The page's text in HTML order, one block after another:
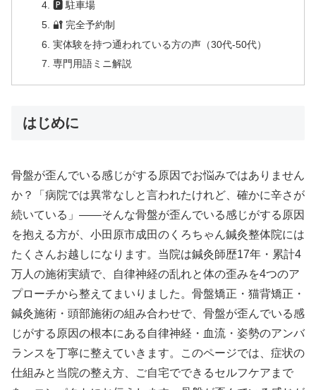
🅿 駐車場
🔐 完全予約制
実体験を持つ通われている方の声（30代-50代）
専門用語ミニ解説
はじめに
骨盤が歪んでいる感じがする原因でお悩みではありません
か？「病院では異常なしと言われたけれど、確かに辛さが
続いている」——そんな骨盤が歪んでいる感じがする原因
を抱える方が、小田原市成田のくろちゃん鍼灸整体院には
たくさんお越しになります。当院は鍼灸師歴17年・累計4
万人の施術実績で、自律神経の乱れと体の歪みを4つのア
プローチから整えてまいりました。骨盤矯正・猫背矯正・
鍼灸施術・頭部施術の組み合わせで、骨盤が歪んでいる感
じがする原因の根本にある自律神経・血流・姿勢のアンバ
ランスを丁寧に整えていきます。このページでは、症状の
仕組みと当院の整え方、ご自宅でできるセルフケアまで